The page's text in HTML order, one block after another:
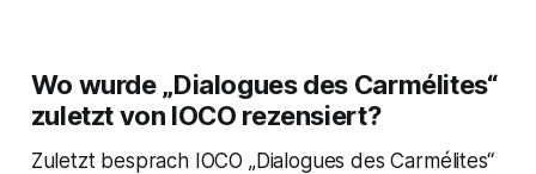
Wo wurde „Dialogues des Carmélites“
zuletzt von IOCO rezensiert?
Zuletzt besprach IOCO „Dialogues des Carmélites“